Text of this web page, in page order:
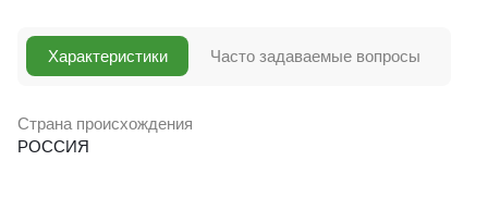
Характеристики
Страна происхождения
РОССИЯ
Часто задаваемые вопросы